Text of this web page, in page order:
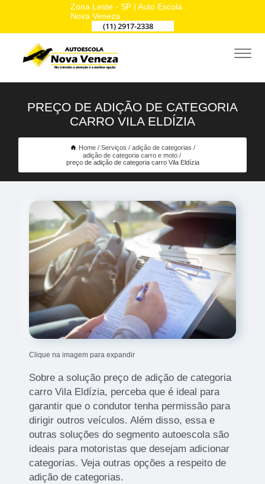
Zona Leste - SP | Auto Escola
Nova Veneza
(11) 2917-2338
PREÇO DE ADIÇÃO DE CATEGORIA
CARRO VILA ELDÍZIA
Home Serviços
adição de categorias
adição de categoria carro e moto
preço de adição de categoria carro Vila Eldízia
Clique na imagem para expandir
Sobre a solução preço de adição de categoria
carro Vila Eldízia, perceba que é ideal para
garantir que o condutor tenha permissão para
dirigir outros veículos. Além disso, essa e
outras soluções do segmento autoescola são
ideais para motoristas que desejam adicionar
categorias. Veja outras opções a respeito de
adição de categorias.